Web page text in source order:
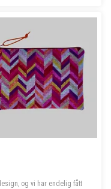
og vi har endelig fått